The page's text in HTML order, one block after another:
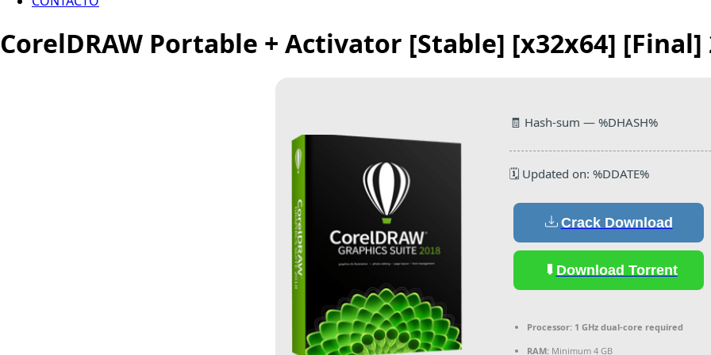
CorelDRAW Portable + Activator [Stable] [x32x64] [Final]
🧾 Hash-sum — %DHASH%
🗓 Updated on: %DDATE%
Crack Download
Download Torrent
Processor: 1 GHz dual-core required
RAM: Minimum 4 GB